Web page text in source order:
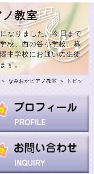
教室
なりました。今日まで
校、西の谷小学校、幕
中学校にお通いの生徒
す。
＞ なみおかピアノ教室 ＞
トピッ